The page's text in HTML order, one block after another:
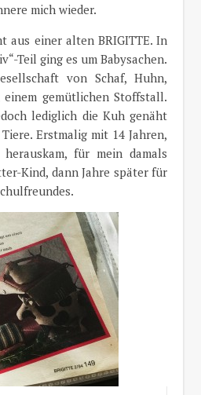
mich wieder.
aus einer alten BRIGITTE. In
Teil ging es um Babysachen.
von Schaf, Huhn,
gemütlichen Stoffstall.
lediglich die Kuh genäht
Erstmalig mit 14 Jahren,
für mein damals
Kind, dann Jahre später für